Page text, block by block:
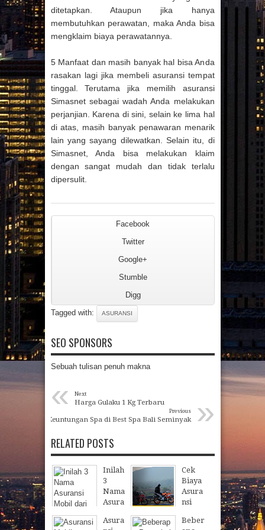
ditetapkan. Ataupun jika hanya
membutuhkan perawatan, maka Anda bisa
mengklaim biaya perawatannya.
5 Manfaat dan masih banyak hal bisa Anda
rasakan lagi jika membeli asuransi tempat
tinggal. Terutama jika memilih asuransi
Simasnet sebagai wadah Anda melakukan
perjanjian. Karena di sini, selain ke lima hal
di atas, masih banyak penawaran menarik
lain yang sayang dilewatkan. Selain itu, di
Simasnet, Anda bisa melakukan klaim
dengan sangat mudah dan tidak terlalu
dipersulit.
Facebook
Twitter
Google+
Stumble
Digg
Tagged with:
ASURANSI
SEO SPONSORS
Sebuah tulisan penuh makna
« Next
Harga Gulaku 1 Kg Terbaru »
Previous
Keuntungan Spa di Best Spa Bali Seminyak
RELATED POSTS
Inilah
3
Nama
Asura
Mobil
Cek
Biaya
Asura
nsi
Terba
Asura
Beber